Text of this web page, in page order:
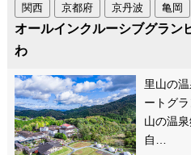
京丹波 亀岡
関西 京都府
オールインクルーシブグラン
わ
里山の
ートグ
山の温
自…